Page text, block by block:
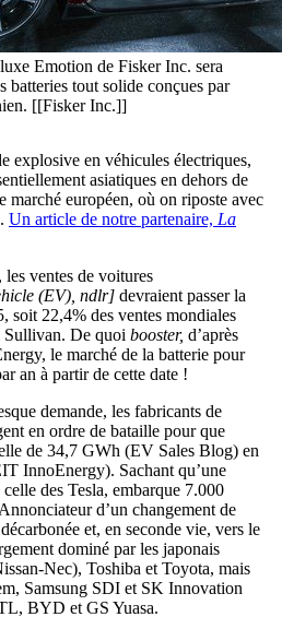
Emotion de Fisker Inc. sera
batteries tout solide conçues par
[[Fisker Inc.]]
explosive en véhicules électriques,
asiatiques en dehors de
marché européen, où on riposte avec
Un article de notre partenaire, La
ventes de voitures
(EV), ndlr] devraient passer la
soit 22,4% des ventes mondiales
Sullivan. De quoi booster, d’après
le marché de la batterie pour
an à partir de cette date !
demande, les fabricants de
en ordre de bataille pour que
de 34,7 GWh (EV Sales Blog) en
InnoEnergy). Sachant qu’une
des Tesla, embarque 7.000
d’un changement de
et, en seconde vie, vers le
dominé par les japonais
Nec), Toshiba et Toyota, mais
Samsung SDI et SK Innovation
BYD et GS Yuasa.